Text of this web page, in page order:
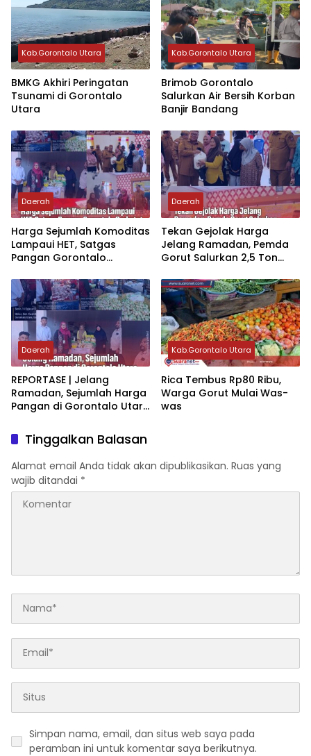
Kab.Gorontalo Utara
BMKG Akhiri Peringatan
Tsunami di Gorontalo
Utara
Kab.Gorontalo Utara
Brimob Gorontalo
Salurkan Air Bersih Korban
Banjir Bandang
Daerah
‎Harga Sejumlah Komoditas
Lampaui HET, Satgas
Pangan Gorontalo
Jelang Ramadhan‎‎
Daerah
Tekan Gejolak Harga
Jelang Ramadan‎‎, Pemda
Gorut Salurkan 2,5 Ton
Daerah
‎REPORTASE | Jelang
Ramadan, Sejumlah Harga
Pangan di Gorontalo Utara
Kab.Gorontalo Utara
‎Rica Tembus Rp80 Ribu,
Warga Gorut Mulai Was-
was
Tinggalkan Balasan
Alamat email Anda tidak akan dipublikasikan. Ruas yang
wajib ditandai *
Simpan nama, email, dan situs web saya pada
peramban ini untuk komentar saya berikutnya.